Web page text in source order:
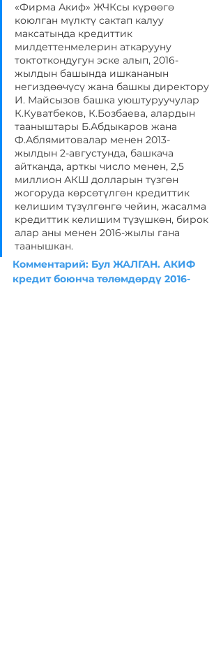
«Фирма Акиф» ЖЧКсы күрөөгө
коюлган мүлктү сактап калуу
максатында кредиттик
милдеттенмелерин аткарууну
токтоткондугун эске алып, 2016-
жылдын башында ишкананын
негиздөөчүсү жана башкы директору
И. Майсызов башка уюштуруучулар
К.Куватбеков, К.Бозбаева, алардын
тааныштары Б.Абдыкаров жана
Ф.Аблямитовалар менен 2013-
жылдын 2-августунда, башкача
айтканда, арткы число менен, 2,5
миллион АКШ долларын түзгөн
жогоруда көрсөтүлгөн кредиттик
келишим түзүлгөнгө чейин, жасалма
кредиттик келишим түзүшкөн, бирок
алар аны менен 2016-жылы гана
таанышкан.
Комментарий: Бул ЖАЛГАН. АКИФ
кредит боюнча төлөмдөрдү 2016-